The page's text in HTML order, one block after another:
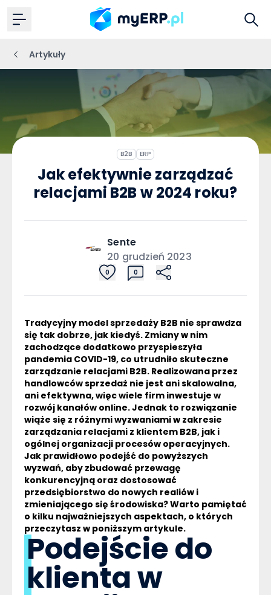
Artykuły
B2B ERP
Jak efektywnie zarządzać
relacjami B2B w 2024 roku?
Sente
20 grudzień 2023
0 0
Tradycyjny model sprzedaży B2B nie sprawdza
się tak dobrze, jak kiedyś. Zmiany w nim
zachodzące dodatkowo przyspieszyła
pandemia COVID-19, co utrudniło skuteczne
zarządzanie relacjami B2B. Realizowana przez
handlowców sprzedaż nie jest ani skalowalna,
ani efektywna, więc wiele firm inwestuje w
rozwój kanałów online. Jednak to rozwiązanie
wiąże się z różnymi wyzwaniami w zakresie
zarządzania relacjami z klientem B2B, jak i
ogólnej organizacji procesów operacyjnych.
Jak prawidłowo podejść do powyższych
wyzwań, aby zbudować przewagę
konkurencyjną oraz dostosować
przedsiębiorstwo do nowych realiów i
zmieniającego się środowiska? Warto pamiętać
o kilku najważniejszych aspektach, o których
przeczytasz w poniższym artykule.
Podejście do
klienta w